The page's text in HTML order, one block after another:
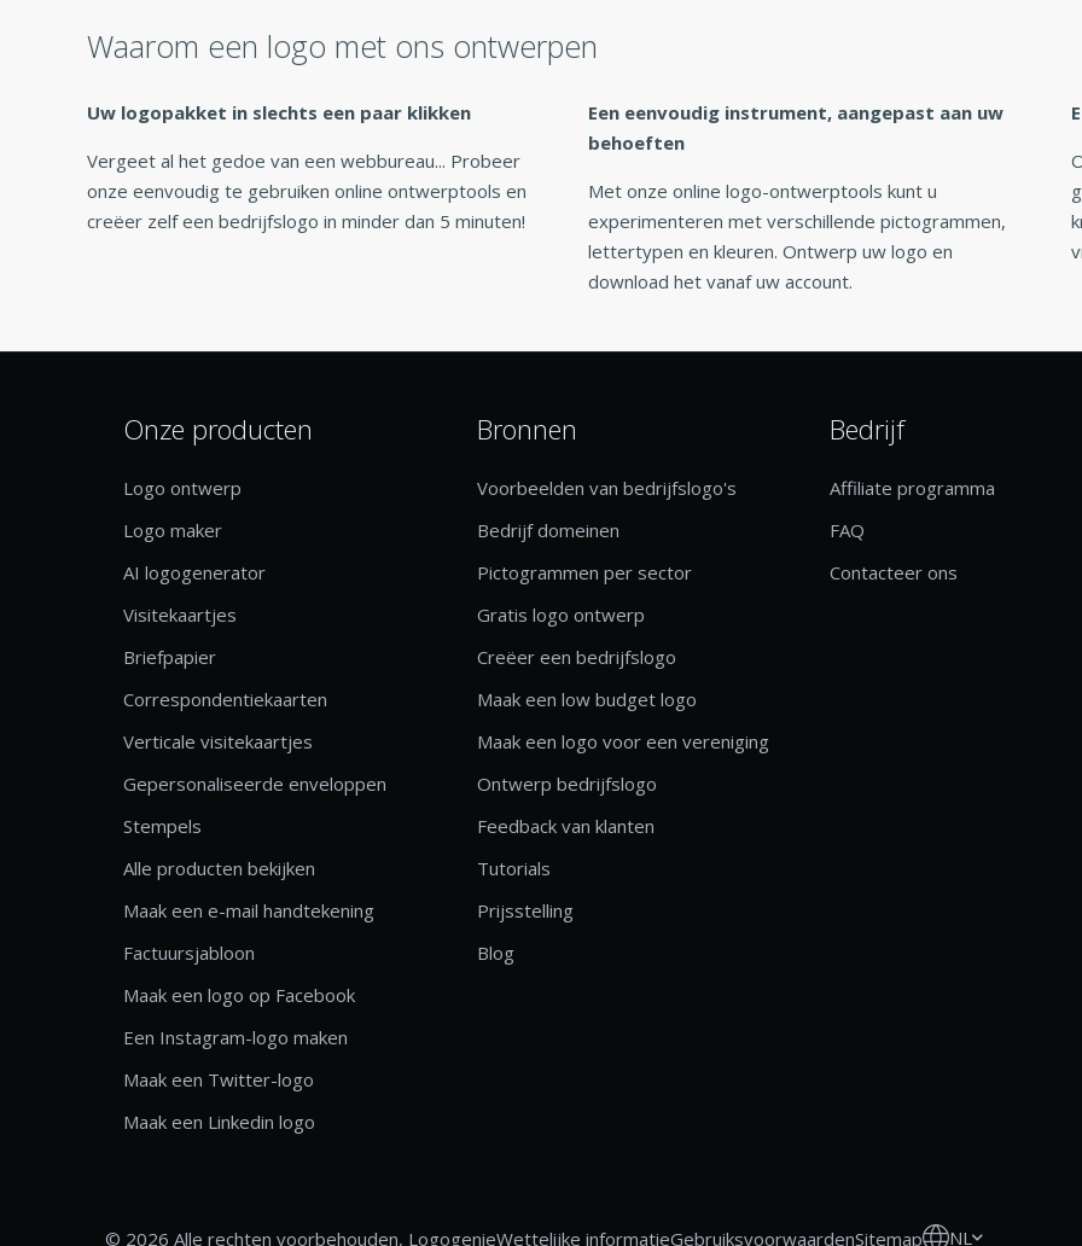
Waarom een logo met ons ontwerpen
Uw logopakket in slechts een paar klikken
Vergeet al het gedoe van een webbureau... Probeer
onze eenvoudig te gebruiken online ontwerptools en
creëer zelf een bedrijfslogo in minder dan 5 minuten!
Een eenvoudig instrument, aangepast aan uw
behoeften
Met onze online logo-ontwerptools kunt u
experimenteren met verschillende pictogrammen,
lettertypen en kleuren. Ontwerp uw logo en
download het vanaf uw account.
Onze producten
Logo ontwerp
Logo maker
AI logogenerator
Visitekaartjes
Briefpapier
Correspondentiekaarten
Verticale visitekaartjes
Gepersonaliseerde enveloppen
Stempels
Alle producten bekijken
Maak een e-mail handtekening
Factuursjabloon
Maak een logo op Facebook
Een Instagram-logo maken
Maak een Twitter-logo
Maak een Linkedin logo
Bronnen
Voorbeelden van bedrijfslogo's
Bedrijf domeinen
Pictogrammen per sector
Gratis logo ontwerp
Creëer een bedrijfslogo
Maak een low budget logo
Maak een logo voor een vereniging
Ontwerp bedrijfslogo
Feedback van klanten
Tutorials
Prijsstelling
Blog
Bedrijf
Affiliate programma
FAQ
Contacteer ons
© 2026 Alle rechten voorbehouden, LogogenieWettelijke informatieGebruiksvoorwaardenSitemap NL